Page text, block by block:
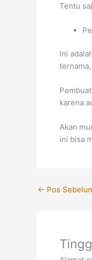
Tentu
Ini
karena
Akan
ini bisa
← Pos